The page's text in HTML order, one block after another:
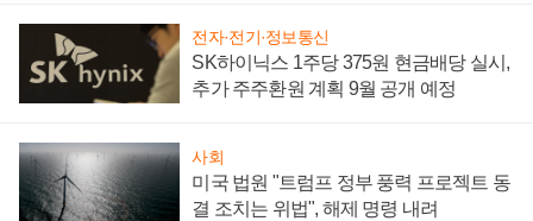
전자·전기·정보통신
SK하이닉스 1주당 375원 현금배당 실시,
추가 주주환원 계획 9월 공개 예정
사회
미국 법원 "트럼프 정부 풍력 프로젝트 동
결 조치는 위법", 해제 명령 내려